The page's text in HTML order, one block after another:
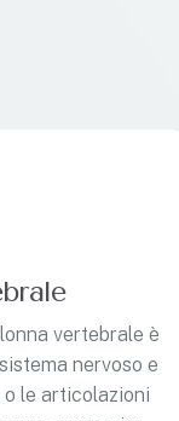
vertebrale è
nervoso e
o le articolazioni